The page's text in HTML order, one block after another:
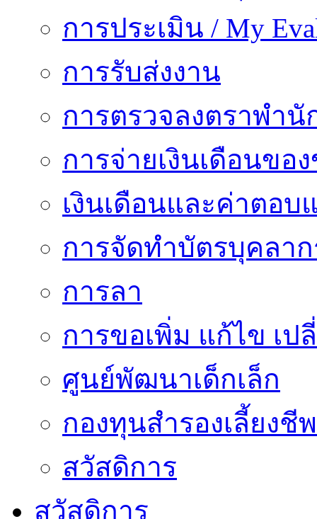
การประเมิน / My
การรับส่งงาน
การตรวจลงตราพำ
การจ่ายเงินเดือนขอ
เงินเดือนและค่าตอบ
การจัดทำบัตรบุคลา
การลา
การขอเพิ่ม แก้ไข เ
ศูนย์พัฒนาเด็กเล็ก
กองทุนสำรองเลี้ยงชีพ
สวัสดิการ
สวัสดิการ